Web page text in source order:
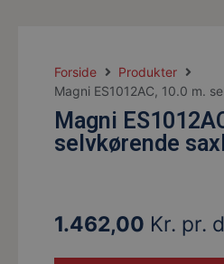
Forside
Produkter
Magni ES1012AC, 10.0 m.
Magni
selvkørende
1.462,00 Kr. pr.